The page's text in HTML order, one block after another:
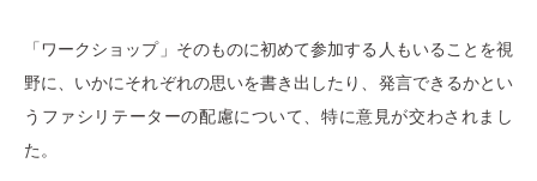
「ワークショップ」そのものに初めて参加する人もいることを視
野に、いかにそれぞれの思いを書き出したり、発言できるかとい
うファシリテーターの配慮について、特に意見が交わされまし
た。